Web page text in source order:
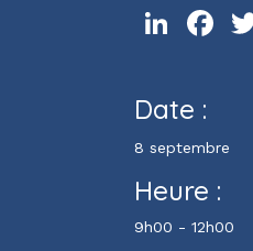
LinkedIn
Date :
8 septembre
Heure :
9h00 - 12h00